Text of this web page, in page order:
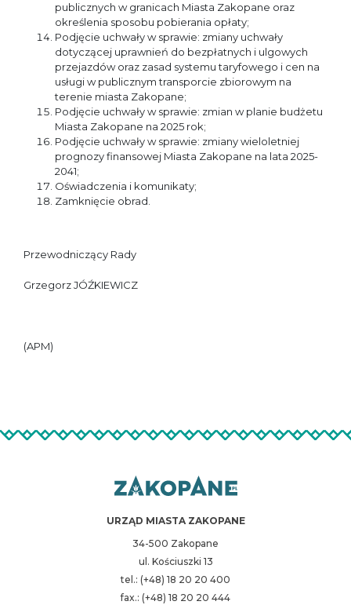
publicznych w granicach Miasta Zakopane oraz
określenia sposobu pobierania opłaty;
Podjęcie uchwały w sprawie: zmiany uchwały
dotyczącej uprawnień do bezpłatnych i ulgowych
przejazdów oraz zasad systemu taryfowego i cen na
usługi w publicznym transporcie zbiorowym na
terenie miasta Zakopane;
Podjęcie uchwały w sprawie: zmian w planie budżetu
Miasta Zakopane na 2025 rok;
Podjęcie uchwały w sprawie: zmiany wieloletniej
prognozy finansowej Miasta Zakopane na lata 2025-
2041;
Oświadczenia i komunikaty;
Zamknięcie obrad.
Przewodniczący Rady
Grzegorz JÓŹKIEWICZ
(APM)
URZĄD MIASTA ZAKOPANE
34-500 Zakopane
ul. Kościuszki 13
tel.: (+48) 18 20 20 400
fax.: (+48) 18 20 20 444